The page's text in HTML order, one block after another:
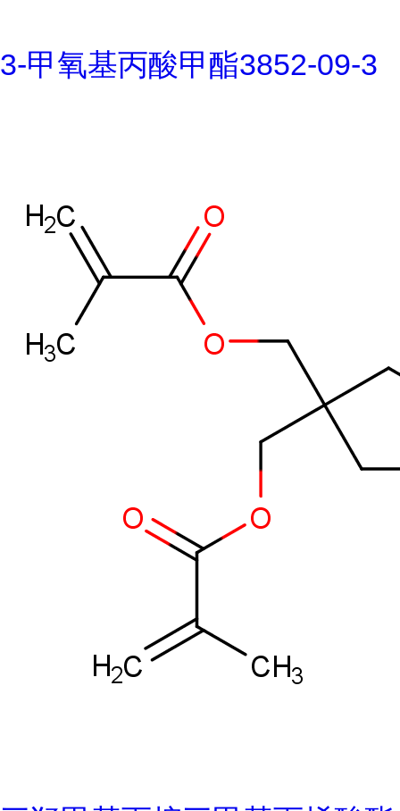
3-甲氧基丙酸甲酯3852-09-3